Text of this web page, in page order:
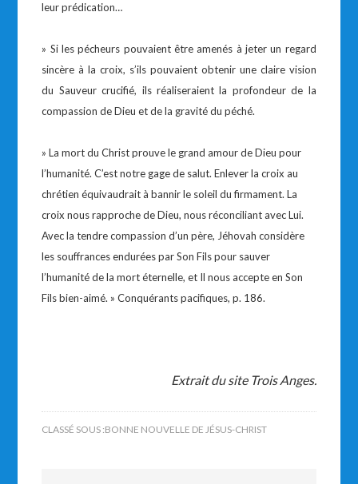
leur prédication…
» Si les pécheurs pouvaient être amenés à jeter un regard
sincère à la croix, s’ils pouvaient obtenir une claire vision
du Sauveur crucifié, ils réaliseraient la profondeur de la
compassion de Dieu et de la gravité du péché.
» La mort du Christ prouve le grand amour de Dieu pour
l’humanité. C’est notre gage de salut. Enlever la croix au
chrétien équivaudrait à bannir le soleil du firmament. La
croix nous rapproche de Dieu, nous réconciliant avec Lui.
Avec la tendre compassion d’un père, Jéhovah considère
les souffrances endurées par Son Fils pour sauver
l’humanité de la mort éternelle, et Il nous accepte en Son
Fils bien-aimé. » Conquérants pacifiques, p. 186.
Extrait du site Trois Anges.
CLASSÉ SOUS :BONNE NOUVELLE DE JÉSUS-CHRIST